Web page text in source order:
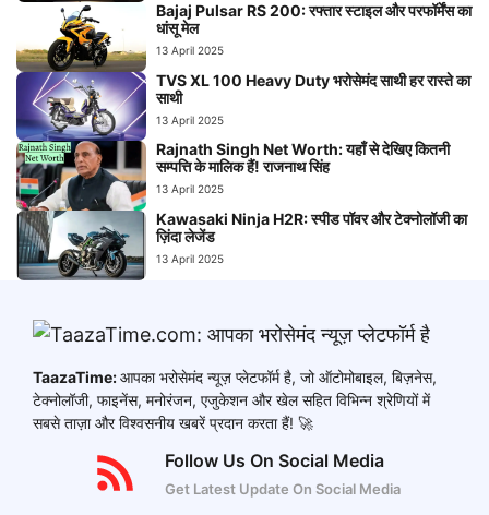
Bajaj Pulsar RS 200: रफ्तार स्टाइल और परफॉर्मेंस का
धांसू मेल
13 April 2025
TVS XL 100 Heavy Duty भरोसेमंद साथी हर रास्ते का
साथी
13 April 2025
Rajnath Singh Net Worth: यहाँ से देखिए कितनी
सम्पत्ति के मालिक हैं! राजनाथ सिंह
13 April 2025
Kawasaki Ninja H2R: स्पीड पॉवर और टेक्नोलॉजी का
ज़िंदा लेजेंड
13 April 2025
TaazaTime:आपका भरोसेमंद न्यूज़ प्लेटफॉर्म है, जो ऑटोमोबाइल, बिज़नेस,
टेक्नोलॉजी, फाइनेंस, मनोरंजन, एजुकेशन और खेल सहित विभिन्न श्रेणियों में
सबसे ताज़ा और विश्वसनीय खबरें प्रदान करता हैं! 🚀
Follow Us On Social Media
Get Latest Update On Social Media